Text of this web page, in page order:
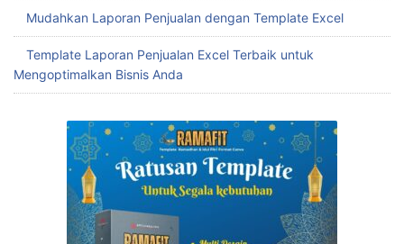
Mudahkan Laporan Penjualan dengan Template Excel
Template Laporan Penjualan Excel Terbaik untuk
Mengoptimalkan Bisnis Anda